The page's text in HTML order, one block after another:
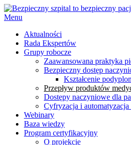
Menu
Aktualności
Rada Ekspertów
Grupy robocze
Zaawansowana praktyka
Bezpieczny dostęp
Kształcenie
Przepływ produktów
Dostępy naczyniowe dla
Cyfryzacja i automatyzacja
Webinary
Baza wiedzy
Program certyfikacyjny
O projekcie